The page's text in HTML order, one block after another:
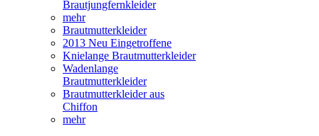
Brautjungfernkleider
mehr
Brautmutterkleider
2013 Neu Eingetroffene
Knielange Brautmutterkleider
Wadenlange
Brautmutterkleider
Brautmutterkleider aus
Chiffon
mehr